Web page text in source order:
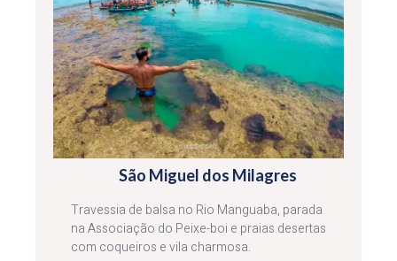
São Miguel dos Milagres
Travessia de balsa no Rio Manguaba, parada
na Associação do Peixe-boi e praias desertas
com coqueiros e vila charmosa.